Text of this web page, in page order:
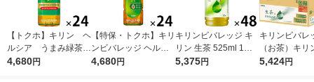
【トクホ】キリン ヘ
ルシア うまみ緑茶
５００ｍｌＰＥＴ 1箱
4,680円
【特保・トクホ】キリ
ンビバレッジ ヘルシ
ア 緑茶 350ml スリム
4,680円
キリンビバレッジ キ
リン 生茶 525ml 1セ
ット（48本） お茶 緑
5,375円
キリンビバレ
（お茶）キリ
ッジ 生茶 ラ
5,424円